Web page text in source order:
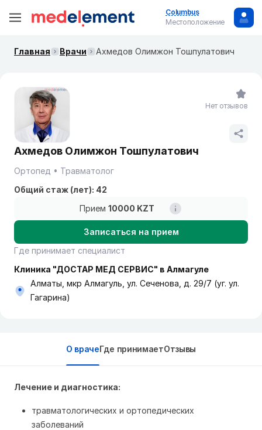
Columbus
Местоположение
Главная Врачи Ахмедов Олимжон Тошпулатович
Ахмедов Олимжон Тошпулатович
Ортопед
Травматолог
Общий стаж (лет): 42
Прием 10000 KZT
Записаться на прием
Где принимает специалист
Клиника "ДОСТАР МЕД СЕРВИС" в Алмагуле
Алматы, мкр Алмагуль, ул. Сеченова, д. 29/7 (уг. ул.
Гагарина)
Нет отзывов
О врачеГде принимаетОтзывы
Лечение и диагностика:
травматологических и ортопедических
заболеваний